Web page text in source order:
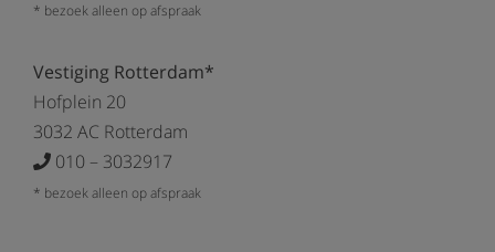
* bezoek alleen op afspraak
Vestiging Rotterdam*
Hofplein 20
3032 AC Rotterdam
010 – 3032917
* bezoek alleen op afspraak